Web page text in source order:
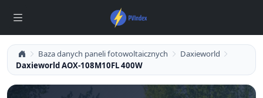
Baza danych paneli fotowoltaicznych
Daxieworld
Daxieworld AOX-108M10FL 400W